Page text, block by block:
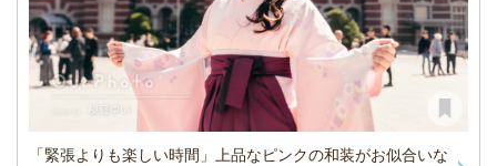
「緊張よりも楽しい時間」上品なピンクの和装がお似合いな